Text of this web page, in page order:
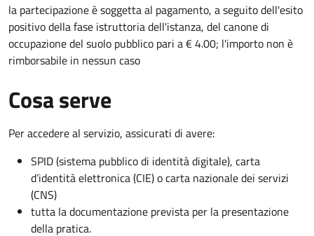
la partecipazione è soggetta al pagamento, a seguito dell'esito
positivo della fase istruttoria dell'istanza, del canone di
occupazione del suolo pubblico pari a € 4.00; l'importo non è
rimborsabile in nessun caso
Cosa serve
Per accedere al servizio, assicurati di avere:
SPID (sistema pubblico di identità digitale), carta
d’identità elettronica (CIE) o carta nazionale dei servizi
(CNS)
tutta la documentazione prevista per la presentazione
della pratica.